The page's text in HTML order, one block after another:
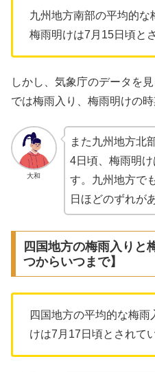
九州地方南部の平均的な
梅雨明けは7月15日頃と
しかし、気象庁のデータを
では梅雨入り、梅雨明けの時
大和
また九州地方北
4日頃、梅雨明
す。九州地方で
日ほどのずれが
四国地方の梅雨入りと
つからいつまで】
四国地方の平均的な梅
けは7月17日頃とされて